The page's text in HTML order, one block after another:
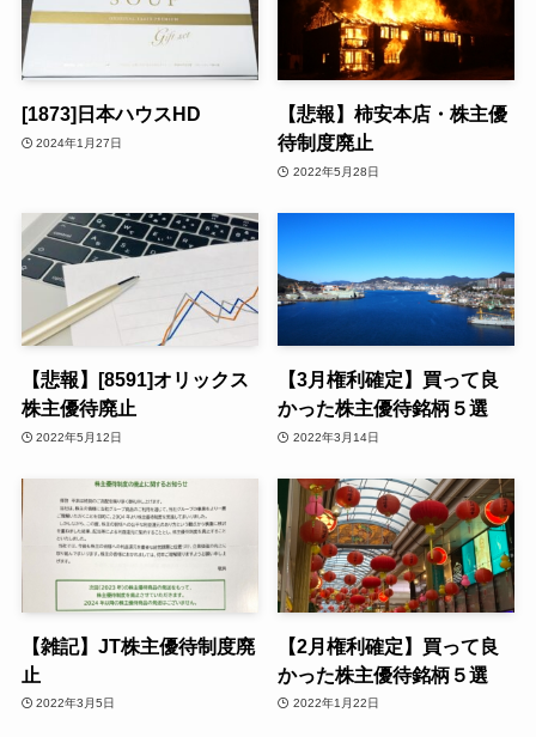
[1873]日本ハウスHD
2024年1月27日
【悲報】柿安本店・株主優
待制度廃止
2022年5月28日
【悲報】[8591]オリックス
株主優待廃止
2022年5月12日
【3月権利確定】買って良
かった株主優待銘柄５選
2022年3月14日
【雑記】JT株主優待制度廃
止
2022年3月5日
【2月権利確定】買って良
かった株主優待銘柄５選
2022年1月22日